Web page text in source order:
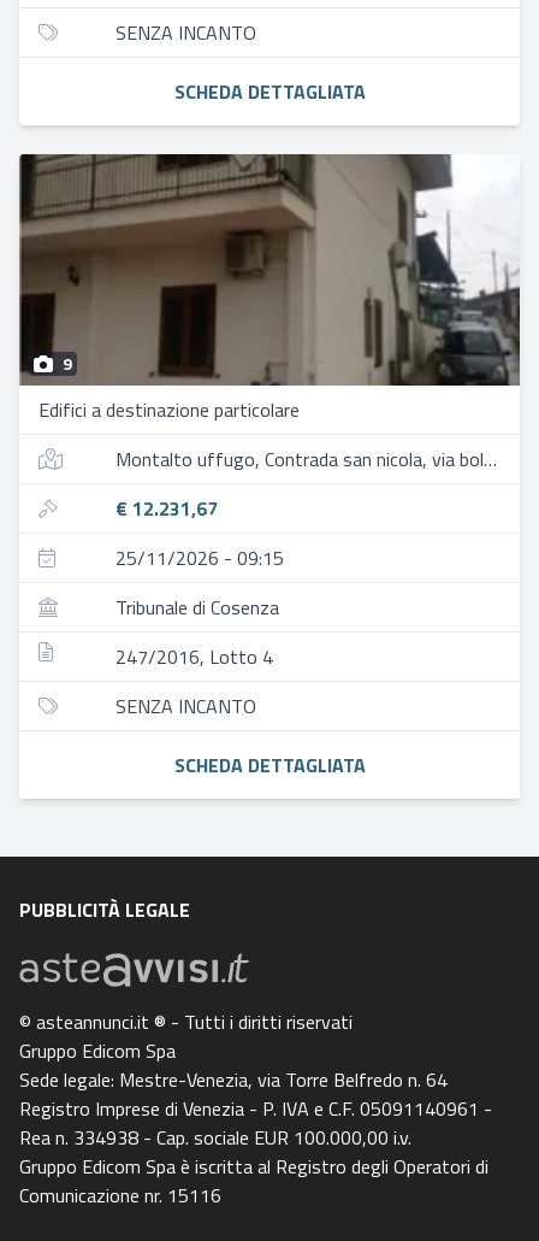
SENZA INCANTO
SCHEDA DETTAGLIATA
9
Edifici a destinazione particolare
Montalto uffugo, Contrada san nicola, via bologna
€ 12.231,67
25/11/2026 - 09:15
Tribunale di Cosenza
247/2016, Lotto 4
SENZA INCANTO
SCHEDA DETTAGLIATA
PUBBLICITÀ LEGALE
© asteannunci.it ® - Tutti i diritti riservati
Gruppo Edicom Spa
Sede legale: Mestre-Venezia, via Torre Belfredo n. 64
Registro Imprese di Venezia - P. IVA e C.F. 05091140961 -
Rea n. 334938 - Cap. sociale EUR 100.000,00 i.v.
Gruppo Edicom Spa è iscritta al Registro degli Operatori di
Comunicazione nr. 15116